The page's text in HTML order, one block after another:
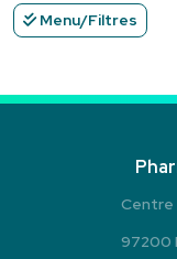
Menu/Filtres
Centre
97200